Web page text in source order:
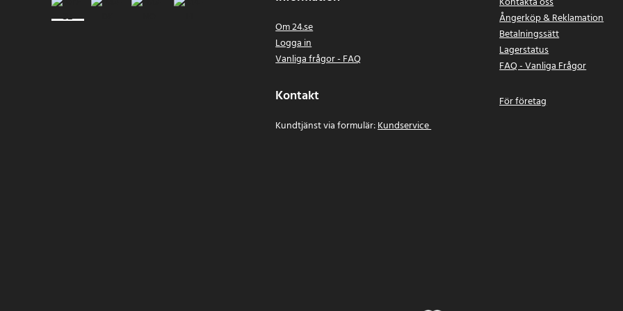
Om 24.se
Logga in
Vanliga frågor - FAQ
Kontakt
Kundtjänst via formulär:Kundservice
Ångerköp & Reklamation
Betalningssätt
Lagerstatus
FAQ - Vanliga Frågor
För företag